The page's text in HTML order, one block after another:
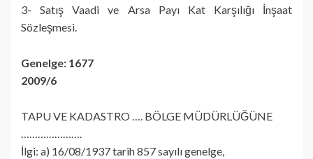
3- Satış Vaadi ve Arsa Payı Kat Karşılığı İnşaat
Sözleşmesi.
Genelge: 1677
2009/6
TAPU VE KADASTRO …. BÖLGE MÜDÜRLÜĞÜNE
………………….
İlgi: a) 16/08/1937 tarih 857 sayılı genelge,